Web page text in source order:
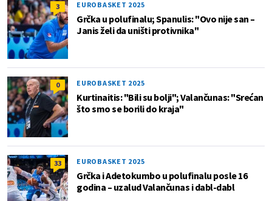
3 EUROBASKET 2025
Grčka u polufinalu; Spanulis: "Ovo nije san –
Janis želi da uništi protivnika"
0 EUROBASKET 2025
Kurtinaitis: "Bili su bolji"; Valančunas: "Srećan
što smo se borili do kraja"
33 EUROBASKET 2025
Grčka i Adetokumbo u polufinalu posle 16
godina – uzalud Valančunas i dabl-dabl